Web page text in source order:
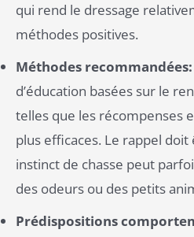
qui rend le dressage
méthodes positives.
Méthodes recommandées:
d’éducation basées sur le
telles que les récompenses
plus efficaces. Le rappel
instinct de chasse peut
des odeurs ou des petits
Prédispositions